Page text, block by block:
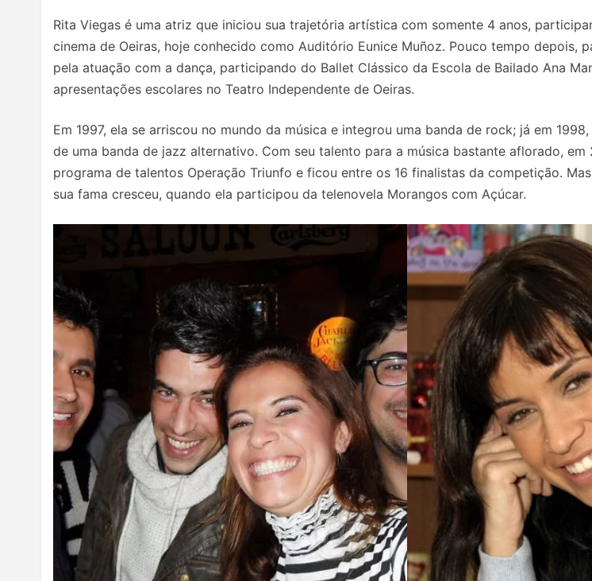
Rita Viegas é uma atriz que iniciou sua trajetória artística com somente 4 anos,
cinema de Oeiras, hoje conhecido como Auditório Eunice Muñoz. Pouco tempo depois,
pela atuação com a dança, participando do Ballet Clássico da Escola de Bailado Ana
apresentações escolares no Teatro Independente de Oeiras.
Em 1997, ela se arriscou no mundo da música e integrou uma banda de rock; já em
de uma banda de jazz alternativo. Com seu talento para a música bastante aflorado,
programa de talentos Operação Triunfo e ficou entre os 16 finalistas da competição.
sua fama cresceu, quando ela participou da telenovela Morangos com Açúcar.